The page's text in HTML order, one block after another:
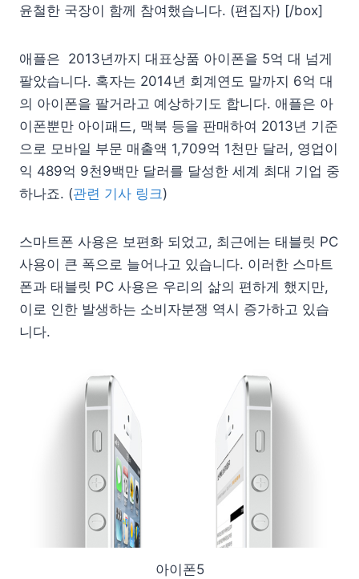
윤철한 국장이 함께 참여했습니다. (편집자) [/box]
애플은 2013년까지 대표상품 아이폰을 5억 대 넘게
팔았습니다. 혹자는 2014년 회계연도 말까지 6억 대
의 아이폰을 팔거라고 예상하기도 합니다. 애플은 아
이폰뿐만 아이패드, 맥북 등을 판매하여 2013년 기준
으로 모바일 부문 매출액 1,709억 1천만 달러, 영업이
익 489억 9천9백만 달러를 달성한 세계 최대 기업 중
하나죠. (관련 기사 링크)
스마트폰 사용은 보편화 되었고, 최근에는 태블릿 PC
사용이 큰 폭으로 늘어나고 있습니다. 이러한 스마트
폰과 태블릿 PC 사용은 우리의 삶의 편하게 했지만,
이로 인한 발생하는 소비자분쟁 역시 증가하고 있습
니다.
아이폰5